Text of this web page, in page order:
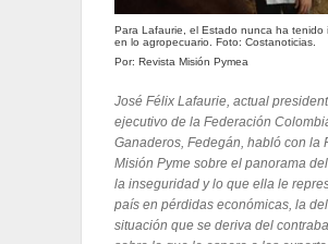
Para Lafaurie, el Estado nunca ha tenido
en lo agropecuario. Foto: Costanoticias.
Por: Revista Misión Pymea
José Félix Lafaurie, actual
ejecutivo de la Federación
Ganaderos, Fedegán, habló con la
Misión Pyme sobre el panorama
la inseguridad y lo que ella le
país en pérdidas económicas, la
situación que se deriva del